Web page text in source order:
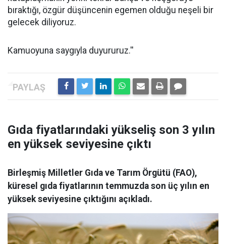
bıraktığı, özgür düşüncenin egemen olduğu neşeli bir
gelecek diliyoruz.
Kamuoyuna saygıyla duyururuz.''
Gıda fiyatlarındaki yükseliş son 3 yılın
en yüksek seviyesine çıktı
Birleşmiş Milletler Gıda ve Tarım Örgütü (FAO),
küresel gıda fiyatlarının temmuzda son üç yılın en
yüksek seviyesine çıktığını açıkladı.